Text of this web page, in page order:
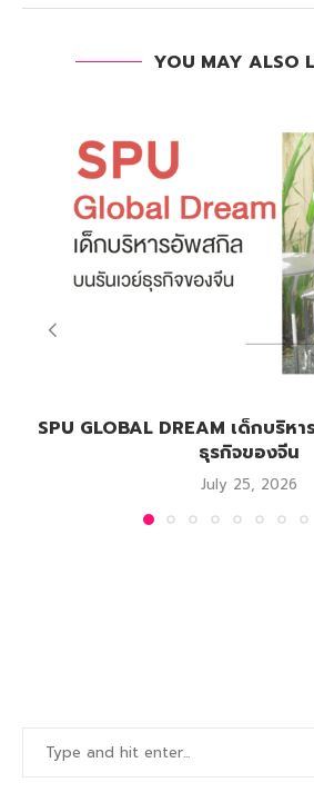
YOU MAY ALSO
SPU GLOBAL DREAM เด็กบริห
ธุรกิจของจีน
July 25, 2026